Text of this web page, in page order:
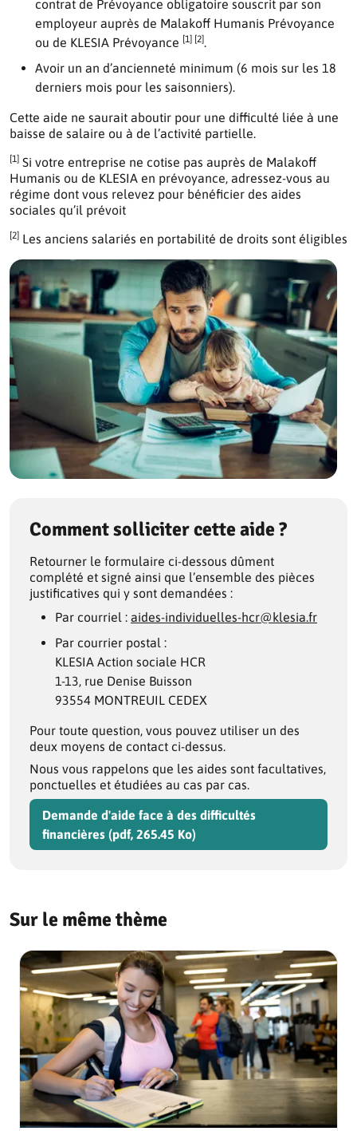
contrat de Prévoyance obligatoire souscrit par son
employeur auprès de Malakoff Humanis Prévoyance
ou de KLESIA Prévoyance [1] [2].
Avoir un an d’ancienneté minimum (6 mois sur les 18
derniers mois pour les saisonniers).
Cette aide ne saurait aboutir pour une difficulté liée à une
baisse de salaire ou à de l’activité partielle.
[1] Si votre entreprise ne cotise pas auprès de Malakoff
Humanis ou de KLESIA en prévoyance, adressez-vous au
régime dont vous relevez pour bénéficier des aides
sociales qu’il prévoit
[2] Les anciens salariés en portabilité de droits sont éligibles
Comment solliciter cette aide ?
Retourner le formulaire ci-dessous dûment
complété et signé ainsi que l’ensemble des pièces
justificatives qui y sont demandées :
Par courriel : aides-individuelles-hcr@klesia.fr
Par courrier postal :
KLESIA Action sociale HCR
1-13, rue Denise Buisson
93554 MONTREUIL CEDEX
Pour toute question, vous pouvez utiliser un des
deux moyens de contact ci-dessus.
Nous vous rappelons que les aides sont facultatives,
ponctuelles et étudiées au cas par cas.
Demande d'aide face à des difficultés
financières (pdf, 265.45 Ko)
Sur le même thème